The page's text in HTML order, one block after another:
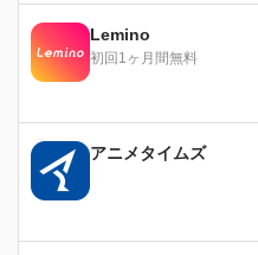
Lemino
初回1ヶ月間無料
アニメタイムズ